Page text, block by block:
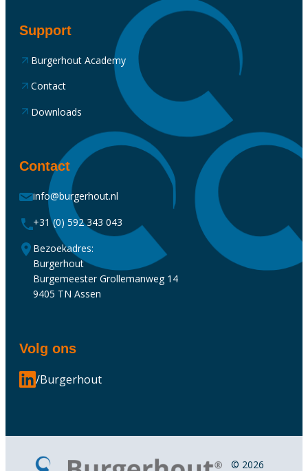
Support
Burgerhout Academy
Contact
Downloads
Contact
info@burgerhout.nl
+31 (0) 592 343 043
Bezoekadres:
Burgerhout
Burgemeester Grollemanweg 14
9405 TN Assen
Volg ons
/Burgerhout
© 2026